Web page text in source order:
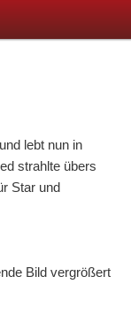
lebt nun in
strahlte übers
Star und
Bild vergrößert